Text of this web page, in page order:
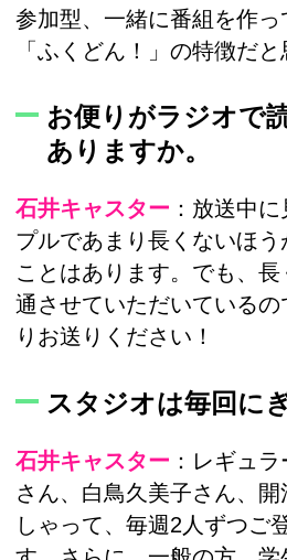
参加型、一緒に番組を作
「ふくどん！」の特徴だと
お便りがラジオで
ありますか。
石井キャスター ：放送中
プルであまり長くないほう
ことはあります。でも、
通させていただいている
りお送りください！
スタジオは毎回に
石井キャスター ：レギュ
さん、白鳥久美子さん、
しゃって、毎週2人ずつご